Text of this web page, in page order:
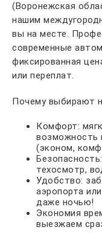
(Воронежская
нашим
вы на месте.
современные
фиксированная
или переплат.
Почему выбирают
Комфорт:
возможность
(эконом,
техосмотр,
Удобство:
аэропорта
даже ночью!
Экономия
выезжаем